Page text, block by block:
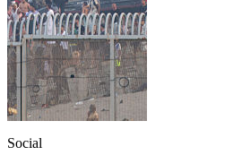
Social